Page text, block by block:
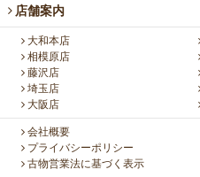
店舗案内
大和本店
相模原店
藤沢店
埼玉店
大阪店
会社概要
プライバシーポリシー
古物営業法に基づく表示